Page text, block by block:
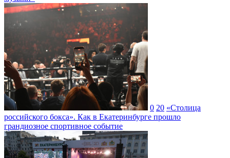
0 20 «Столица
российского бокса». Как в Екатеринбурге прошло
грандиозное спортивное событие